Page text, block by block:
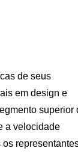
de seus
em design e
superior
a velocidade
os